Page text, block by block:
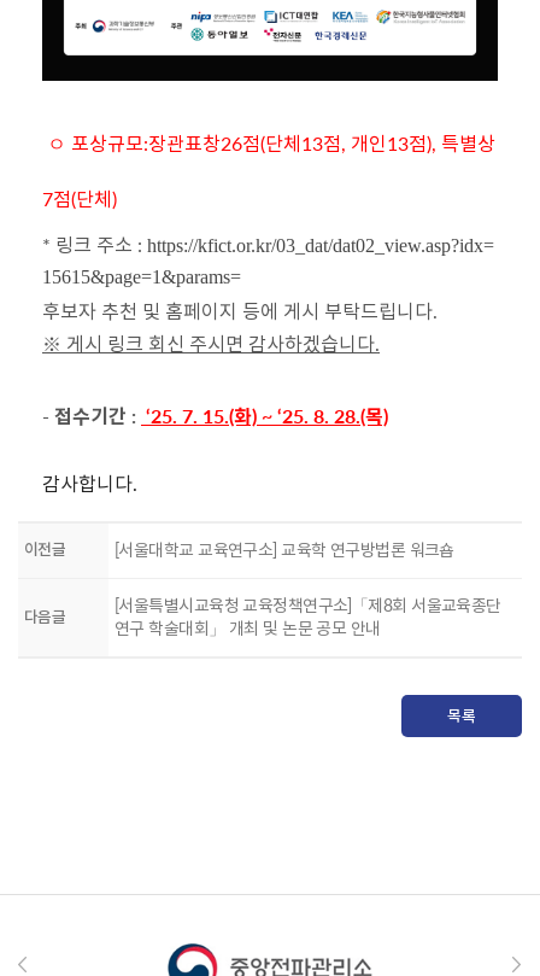
ㅇ 포상규모:장관표창26점(단체13점, 개인13점), 특별상
7점(단체)
* 링크 주소 : https://kfict.or.kr/03_dat/dat02_view.asp?idx=
15615&page=1&params=
후보자 추천 및 홈페이지 등에 게시 부탁드립니다.
※ 게시 링크 회신 주시면 감사하겠습니다.
- 접수기간 : ‘25. 7. 15.(화) ~ ‘25. 8. 28.(목)
감사합니다.
이전글 [서울대학교 교육연구소] 교육학 연구방법론 워크숍
다음글
[서울특별시교육청 교육정책연구소]「제8회 서울교육종단
연구 학술대회」 개최 및 논문 공모 안내
목록